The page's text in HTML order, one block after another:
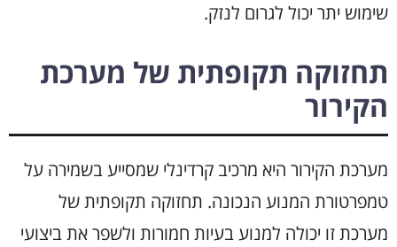
שימוש יתר יכול לגרום לנזק.
תחזוקה תקופתית של מערכת
הקירור
מערכת הקירור היא מרכיב קרדינלי שמסייע בשמירה על
טמפרטורת המנוע הנכונה. תחזוקה תקופתית של
מערכת זו יכולה למנוע בעיות חמורות ולשפר את ביצועי